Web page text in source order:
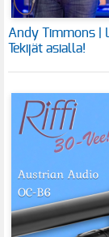
Andy Timmons |
Tekijät asialla!